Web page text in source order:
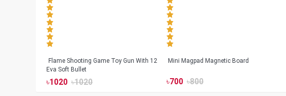
Flame Shooting Game Toy Gun With 12
Eva Soft Bullet
৳1020 ৳1020
Mini Magpad Magnetic Board
৳700 ৳800